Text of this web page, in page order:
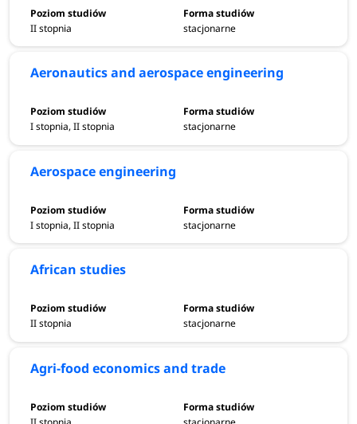
II stopnia stacjonarne
Aeronautics and aerospace engineering
I stopnia, II stopnia stacjonarne
Aerospace engineering
I stopnia, II stopnia stacjonarne
African studies
II stopnia stacjonarne
Agri-food economics and trade